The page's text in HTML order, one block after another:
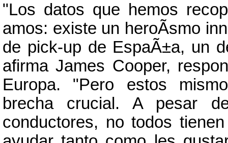
"Los datos que hemos
amos: existe un heroÃ­smo
de pick-up de EspaÃ±a, un
afirma James Cooper,
Europa. "Pero estos
brecha crucial. A pesar
conductores, no todos